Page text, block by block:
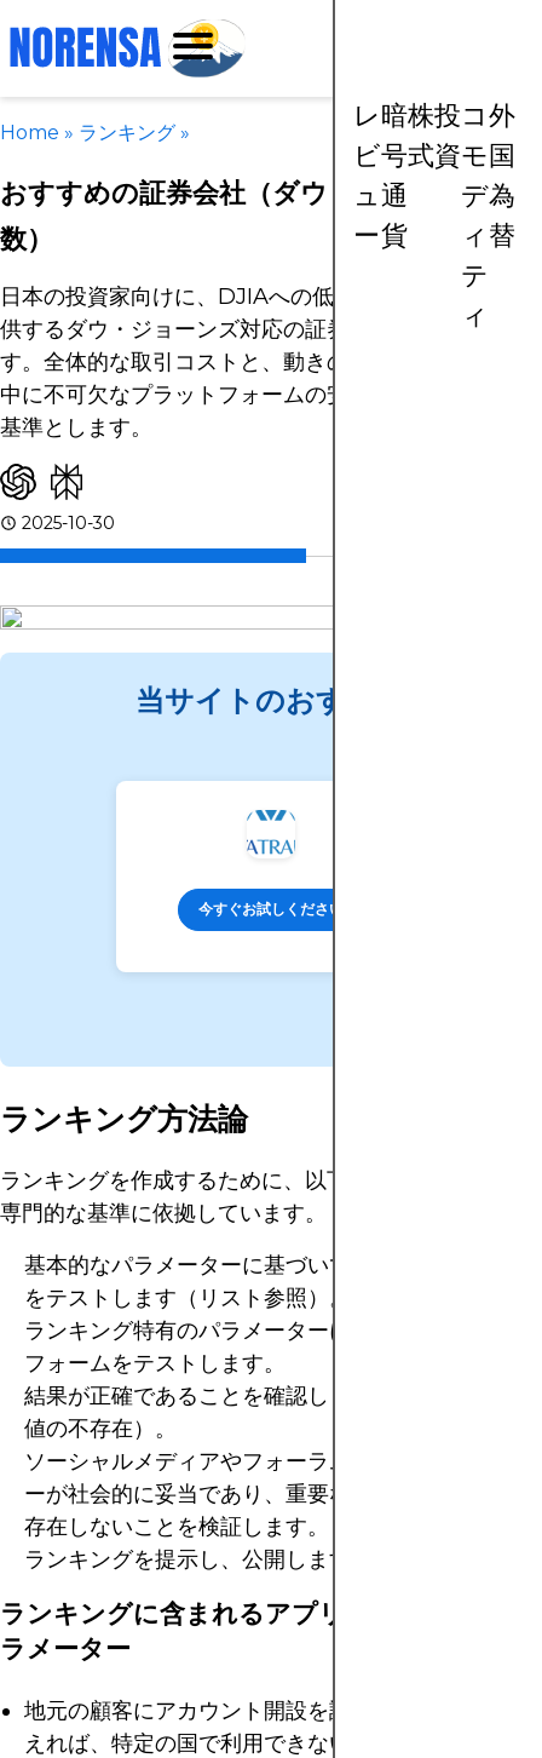
レ
ビ
ュ
ー
暗
号
通
貨
株
式
投
資
コ
モ
デ
ィ
テ
ィ
外
国
為
替
Home » ランキング »
おすすめの証券会社（ダウ・ジョーンズ指
数）
日本の投資家向けに、DJIAへの低コストアクセスを提
供するダウ・ジョーンズ対応の証券会社を評価しま
す。全体的な取引コストと、動きの速い米国市場時間
中に不可欠なプラットフォームの安定性を主要な評価
基準とします。
2025-10-30
当サイトのおすすめ
今すぐお試しください
ランキング方法論
ランキングを作成するために、以下のステップに従う
専門的な基準に依拠しています。
基本的なパラメーターに基づいてプラットフォーム
をテストします（リスト参照）。
ランキング特有のパラメーターに基づいてプラット
フォームをテストします。
結果が正確であることを確認します（一貫性と外れ
値の不存在）。
ソーシャルメディアやフォーラム上で、パラメータ
ーが社会的に妥当であり、重要な否定的レビューが
存在しないことを検証します。
ランキングを提示し、公開します。
ランキングに含まれるアプリの基本テストパ
ラメーター
地元の顧客にアカウント開設を認めること；言い換
えれば、特定の国で利用できないプラットフォーム